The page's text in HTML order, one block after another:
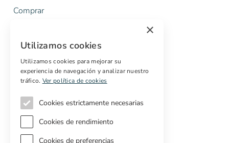
Comprar
Presupuesto gratuito de rehabilitación
Servicios
Marketing digital
Propiedades off-market
Servicios para compradores
×
Utilizamos cookies
Utilizamos cookies para mejorar su
experiencia de navegación y analizar nuestro
tráfico. Ver política de cookies
Cookies estrictamente necesarias
Cookies de rendimiento
Cookies de preferencias